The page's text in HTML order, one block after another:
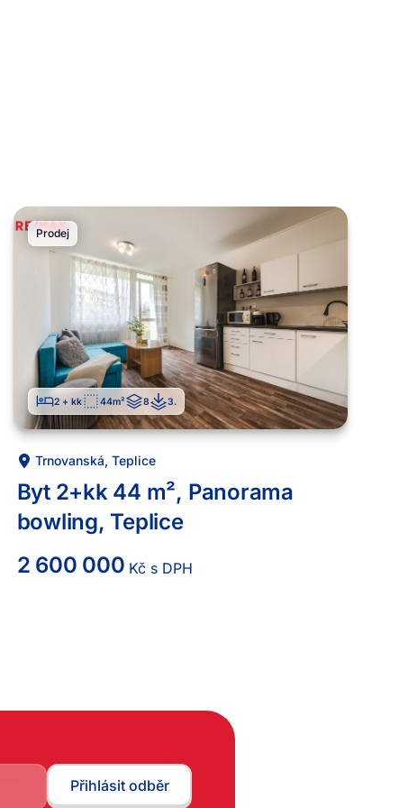
Prodej
2 + kk 44m² 8 3.
Trnovanská, Teplice
Byt 2+kk 44 m², Panorama
bowling, Teplice
2 600 000 Kč s DPH